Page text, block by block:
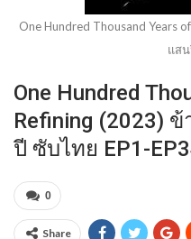
One Hundred Thousand Years
แส
One Hundred
Refining (2023)
ปี ซับไทย EP1-
0
Share